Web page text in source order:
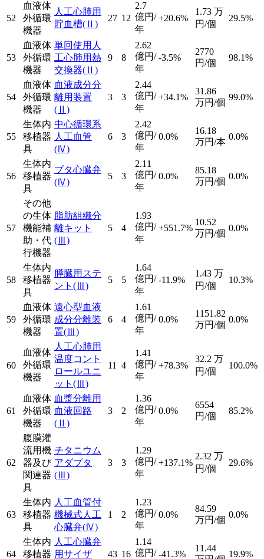
52
血液体
外循環
機器
人工心肺用
貯血槽(Ⅱ)
27 12
2.7
億円/
年
+20.6%
1.73 万
円/個
29.5%
53
血液体
外循環
機器
単回使用人
工心肺用熱
交換器(Ⅱ)
9 8
2.62
億円/
年
-3.5%
2770
円/個
98.1%
54
血液体
外循環
機器
血液成分分
離用装置
(Ⅱ)
3 3
2.44
億円/
年
+34.1%
31.86
万円/個
99.0%
55
生体内
移植器
具
中心循環系
人工血管
(Ⅳ)
6 3
2.42
億円/
年
0.0%
16.18
万円/本
0.0%
56
生体内
移植器
具
ブタ心臓弁
(Ⅳ)
5 3
2.11
億円/
年
0.0%
85.18
万円/個
0.0%
57
その他
の生体
機能補
助・代
行機器
脂肪組織分
離キット
(Ⅲ)
5 4
1.93
億円/
年
+551.7%
10.52
万円/個
0.0%
58
生体内
移植器
具
膵臓用ステ
ント (Ⅲ)
5 5
1.64
億円/
年
-11.9%
1.43 万
円/個
10.3%
59
血液体
外循環
機器
遠心型血液
成分分離装
置(Ⅲ)
6 4
1.61
億円/
年
0.0%
1151.82
万円/個
0.0%
60
血液体
外循環
機器
人工心肺用
温度コント
ロールユニ
ット (Ⅲ)
11 4
1.41
億円/
年
+78.3%
32.2 万
円/個
100.0%
61
血液体
外循環
機器
血漿分離用
血液回路
(Ⅱ)
3 2
1.36
億円/
年
0.0%
6554
円/個
85.2%
62
腹膜灌
流用機
器及び
関連器
具
チタニウム
アダプタ
(Ⅲ)
3 3
1.29
億円/
年
+137.1%
2.32 万
円/個
29.6%
63
生体内
移植器
具
人工血管付
機械式人工
心臓弁(Ⅳ)
1 2
1.23
億円/
年
0.0%
84.59
万円/個
0.0%
64
生体内
移植器
人工心臓弁
用サイザ
43 16
1.14
億円/ -41.3%
11.44
19.9%